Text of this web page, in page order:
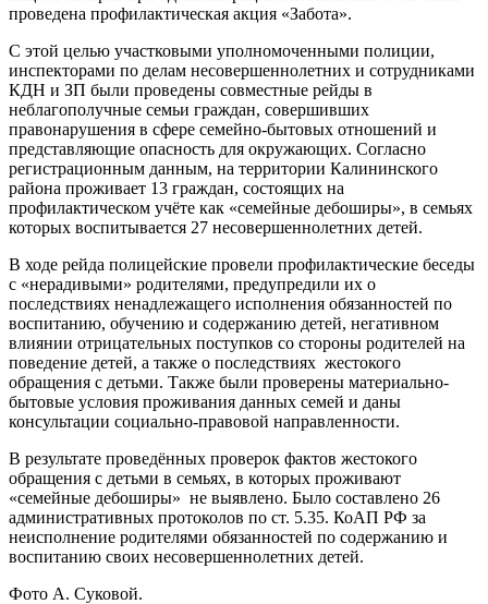
проведена профилактическая акция «Забота».
С этой целью участковыми уполномоченными полиции,
инспекторами по делам несовершеннолетних и сотрудниками
КДН и ЗП были проведены совместные рейды в
неблагополучные семьи граждан, совершивших
правонарушения в сфере семейно-бытовых отношений и
представляющие опасность для окружающих. Согласно
регистрационным данным, на территории Калининского
района проживает 13 граждан, состоящих на
профилактическом учёте как «семейные дебоширы», в семьях
которых воспитывается 27 несовершеннолетних детей.
В ходе рейда полицейские провели профилактические беседы
с «нерадивыми» родителями, предупредили их о
последствиях ненадлежащего исполнения обязанностей по
воспитанию, обучению и содержанию детей, негативном
влиянии отрицательных поступков со стороны родителей на
поведение детей, а также о последствиях жестокого
обращения с детьми. Также были проверены материально-
бытовые условия проживания данных семей и даны
консультации социально-правовой направленности.
В результате проведённых проверок фактов жестокого
обращения с детьми в семьях, в которых проживают
«семейные дебоширы» не выявлено. Было составлено 26
административных протоколов по ст. 5.35. КоАП РФ за
неисполнение родителями обязанностей по содержанию и
воспитанию своих несовершеннолетних детей.
Фото А. Суковой.